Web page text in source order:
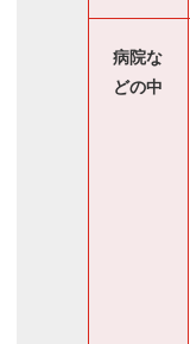
病院な
どの中